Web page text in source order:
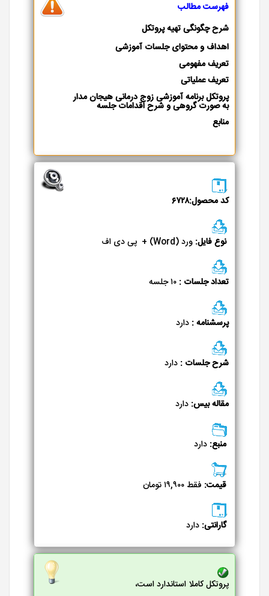
فهرست مطالب
شرح چگونگی تهیه پروتکل
اهداف و محتوای جلسات آموزشی
تعریف مفهومی
تعریف عملیاتی
پروتکل برنامه آموزشی زوج درمانی هیجان مدار
به صورت گروهی و شرح اقدامات جلسه
منابع
کد محصول:۶۷۲۸
نوع فایل: ورد (Word) + پی دی اف
تعداد جلسات : ۱۰ جلسه
پرسشنامه : دارد
شرح جلسات : دارد
مقاله بیس: دارد
منبع: دارد
قیمت: فقط ۱۹,۹۰۰ تومان
گارانتی: دارد
پروتکل کاملا استاندارد است،